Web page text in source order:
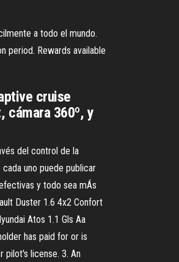
a todo el mundo.
period. Rewards available
cruise
cámara 360º, y
del control de la
uno puede publicar
y todo sea mÁs
Duster 1.6 4x2 Confort
Atos 1.1 Gls Aa
has paid for or is
pilot's license. 3. An